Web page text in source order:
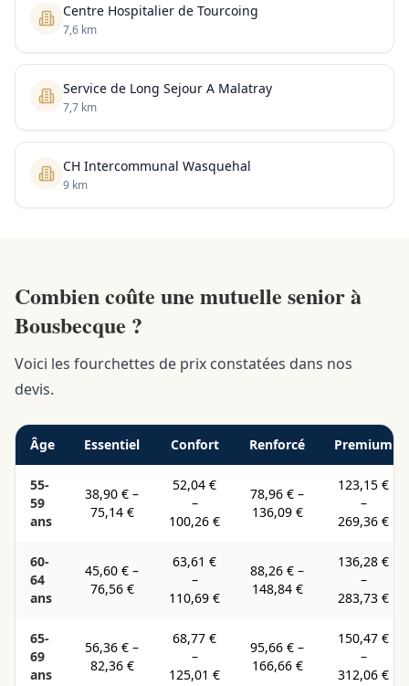
Centre Hospitalier de Tourcoing
7,6 km
Service de Long Sejour A Malatray
7,7 km
CH Intercommunal Wasquehal
9 km
Combien coûte une mutuelle senior à
Bousbecque ?
Voici les fourchettes de prix constatées dans nos
devis.
Âge Essentiel Confort Renforcé Premium
55-
59
ans
38,90 € –
75,14 €
52,04 €
–
100,26 €
78,96 € –
136,09 €
123,15 €
–
269,36 €
60-
64
ans
45,60 € –
76,56 €
63,61 €
–
110,69 €
88,26 € –
148,84 €
136,28 €
–
283,73 €
65-
69
ans
56,36 € –
82,36 €
68,77 €
–
125,01 €
95,66 € –
166,66 €
150,47 €
–
312,06 €